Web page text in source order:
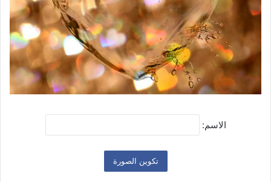
الاسم: